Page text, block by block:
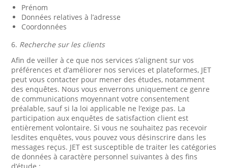
Prénom
Données relatives à l’adresse
Coordonnées
6. Recherche sur les clients
Afin de veiller à ce que nos services s’alignent sur vos
préférences et d’améliorer nos services et plateformes, JET
peut vous contacter pour mener des études, notamment
des enquêtes. Nous vous enverrons uniquement ce genre
de communications moyennant votre consentement
préalable, sauf si la loi applicable ne l’exige pas. La
participation aux enquêtes de satisfaction client est
entièrement volontaire. Si vous ne souhaitez pas recevoir
lesdites enquêtes, vous pouvez vous désinscrire dans les
messages reçus. JET est susceptible de traiter les catégories
de données à caractère personnel suivantes à des fins